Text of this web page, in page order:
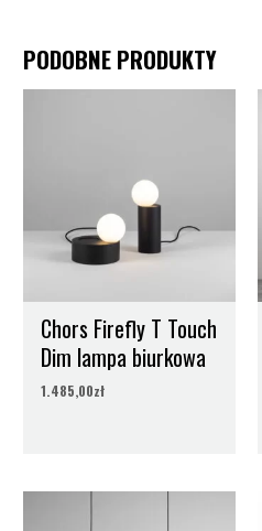
kolor
PODOBNE PRODUKTY
Chors Firefly T Touch
Dim lampa biurkowa
1.485,00zł
Zakres